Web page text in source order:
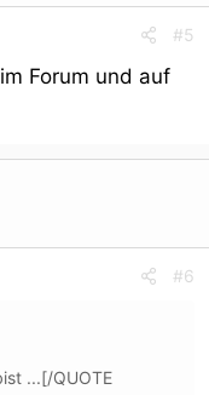
#5
Forum und auf
#6
...[/QUOTE